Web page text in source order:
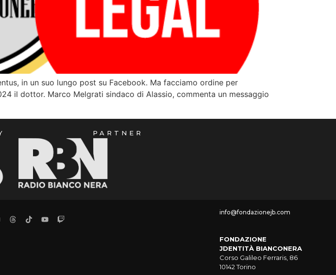
in un suo lungo post su Facebook. Ma facciamo ordine per
il dottor. Marco Melgrati sindaco di Alassio, commenta un messaggio
PARTNER
info@fondazionejb.com
FONDAZIONE
JDENTITÀ BIANCONERA
Corso Galileo Ferraris, 86
10142 Torino